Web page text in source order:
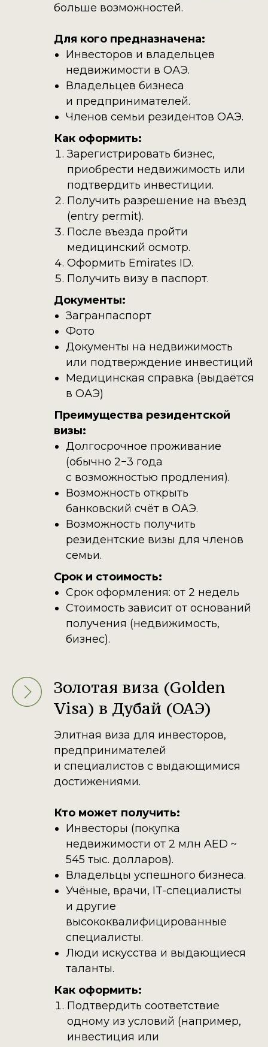
больше возможностей.
Для кого предназначена:
Инвесторов и владельцев
недвижимости в ОАЭ.
Владельцев бизнеса
и предпринимателей.
Членов семьи резидентов ОАЭ.
Как оформить:
Зарегистрировать бизнес,
приобрести недвижимость или
подтвердить инвестиции.
Получить разрешение на въезд
(entry permit).
После въезда пройти
медицинский осмотр.
Оформить Emirates ID.
Получить визу в паспорт.
Документы:
Загранпаспорт
Фото
Документы на недвижимость
или подтверждение инвестиций
Медицинская справка (выдаётся
в ОАЭ)
Преимущества резидентской
визы:
Долгосрочное проживание
(обычно 2−3 года
с возможностью продления).
Возможность открыть
банковский счёт в ОАЭ.
Возможность получить
резидентские визы для членов
семьи.
Срок и стоимость:
Срок оформления: от 2 недель
Стоимость зависит от оснований
получения (недвижимость,
бизнес).
Золотая виза (Golden
Visa) в Дубай (ОАЭ)
Элитная виза для инвесторов,
предпринимателей
и специалистов с выдающимися
достижениями.
Кто может получить:
Инвесторы (покупка
недвижимости от 2 млн AED ~
545 тыс. долларов).
Владельцы успешного бизнеса.
Учёные, врачи, IT-специалисты
и другие
высококвалифицированные
специалисты.
Люди искусства и выдающиеся
таланты.
Как оформить:
Подтвердить соответствие
одному из условий (например,
инвестиция или